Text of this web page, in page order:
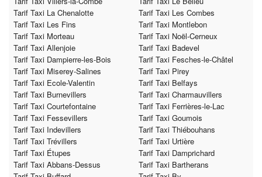
Tarif Taxi La Chenalotte
Tarif Taxi Les Combes
Tarif Taxi Les Fins
Tarif Taxi Montlebon
Tarif Taxi Morteau
Tarif Taxi Noël-Cerneux
Tarif Taxi Allenjoie
Tarif Taxi Badevel
Tarif Taxi Dampierre-les-Bois
Tarif Taxi Fesches-le-Châtel
Tarif Taxi Miserey-Salines
Tarif Taxi Pirey
Tarif Taxi Ecole-Valentin
Tarif Taxi Belfays
Tarif Taxi Burnevillers
Tarif Taxi Charmauvillers
Tarif Taxi Courtefontaine
Tarif Taxi Ferrières-le-Lac
Tarif Taxi Fessevillers
Tarif Taxi Goumois
Tarif Taxi Indevillers
Tarif Taxi Thiébouhans
Tarif Taxi Trévillers
Tarif Taxi Urtière
Tarif Taxi Étupes
Tarif Taxi Damprichard
Tarif Taxi Abbans-Dessus
Tarif Taxi Bartherans